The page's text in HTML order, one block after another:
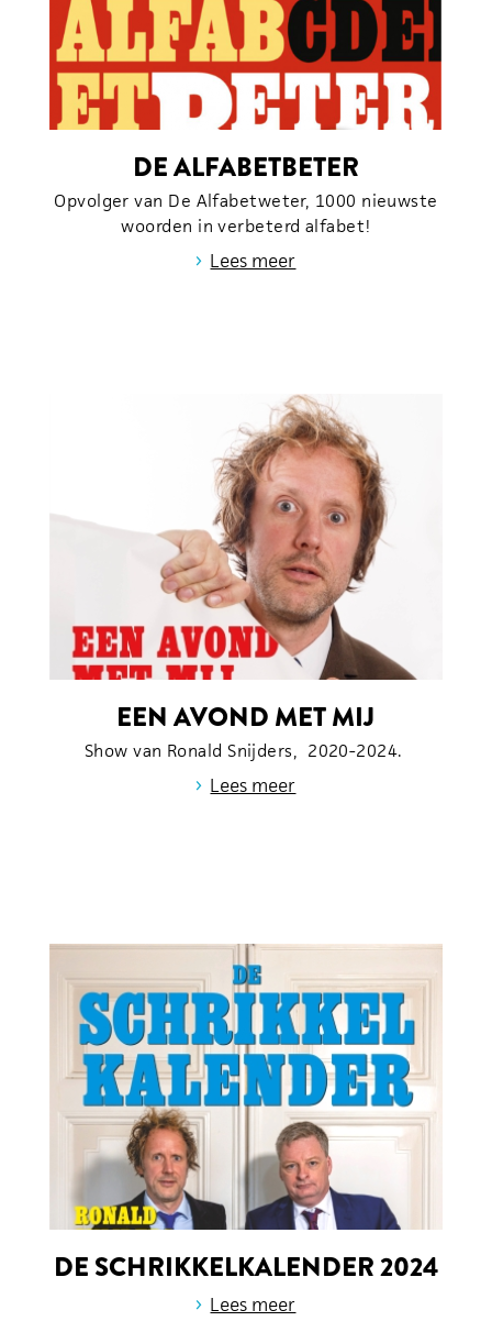
DE ALFABETBETER
Opvolger van De Alfabetweter, 1000 nieuwste
woorden in verbeterd alfabet!
› Lees meer
EEN AVOND MET MIJ
Show van Ronald Snijders, 2020-2024.
› Lees meer
DE SCHRIKKELKALENDER 2024
› Lees meer